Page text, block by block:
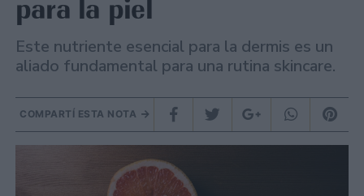
para la piel
Este nutriente esencial para la dermis es un
aliado fundamental para una rutina skincare.
COMPARTÍ ESTA NOTA